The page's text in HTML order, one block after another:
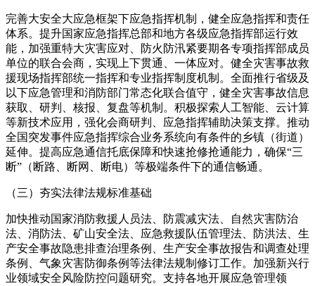
完善大安全大应急框架下应急指挥机制，健全应急指挥和责任
体系。提升国家应急指挥总部和地方各级应急指挥部运行效
能，加强重特大灾害应对、防火防汛紧要期各专项指挥部成员
单位的联合会商，实现上下贯通、一体应对。健全灾害事故救
援现场指挥部统一指挥和专业指挥制度机制。全面推行省级及
以下应急管理和消防部门常态化联合值守，健全灾害事故信息
获取、研判、核报、复盘等机制。积极探索人工智能、云计算
等新技术应用，强化会商研判、应急指挥辅助决策支撑。推动
全国突发事件应急指挥综合业务系统向有条件的乡镇（街道）
延伸。提高应急通信托底保障和快速抢修抢通能力，确保“三
断”（断路、断网、断电）等极端条件下的通信畅通。
（三）夯实法律法规标准基础
加快推动国家消防救援人员法、防震减灾法、自然灾害防治
法、消防法、矿山安全法、应急救援队伍管理法、防洪法、生
产安全事故隐患排查治理条例、生产安全事故报告和调查处理
条例、气象灾害防御条例等法律法规制修订工作。加强新兴行
业领域安全风险防控问题研究。支持各地开展应急管理领